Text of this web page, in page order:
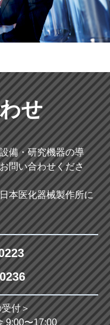
せ
備・研究機器の導
問い合わせくださ
本医化器械製作所に
付＞
9:00〜17:00